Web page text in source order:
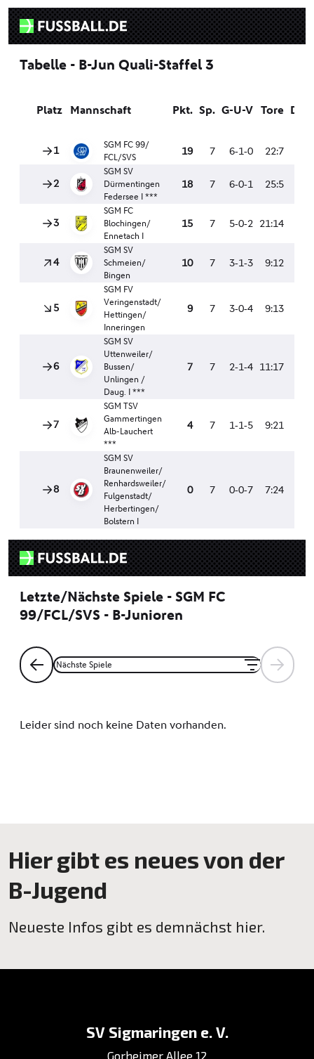
Hier gibt es neues von der
B-Jugend
Neueste Infos gibt es demnächst hier.
SV Sigmaringen e. V.
Gorheimer Allee 12